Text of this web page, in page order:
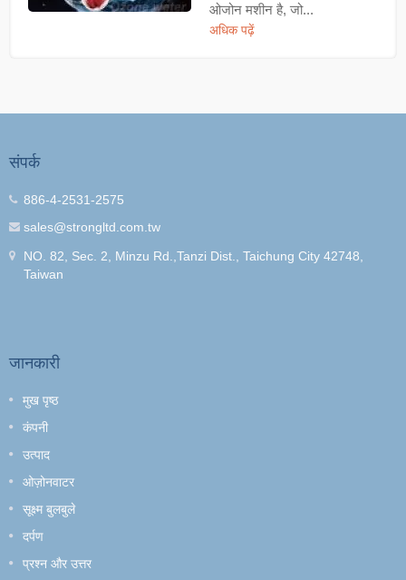
ओजोन मशीन है, जो...
अधिक पढ़ें
संपर्क
886-4-2531-2575
sales@strongltd.com.tw
NO. 82, Sec. 2, Minzu Rd.,Tanzi Dist., Taichung City 42748,
Taiwan
जानकारी
मुख पृष्ठ
कंपनी
उत्पाद
ओज़ोनवाटर
सूक्ष्म बुलबुले
दर्पण
प्रश्न और उत्तर